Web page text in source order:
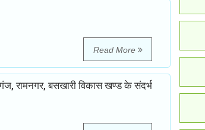
Read More
रामनगर, बसखारी विकास खण्ड के संदर्भ